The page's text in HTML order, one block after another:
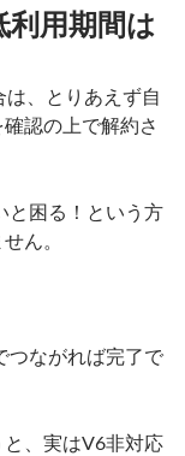
用期間は
、とりあえず自
認の上で解約さ
と困る！という方
ん。
つながれば完了で
、実はV6非対応